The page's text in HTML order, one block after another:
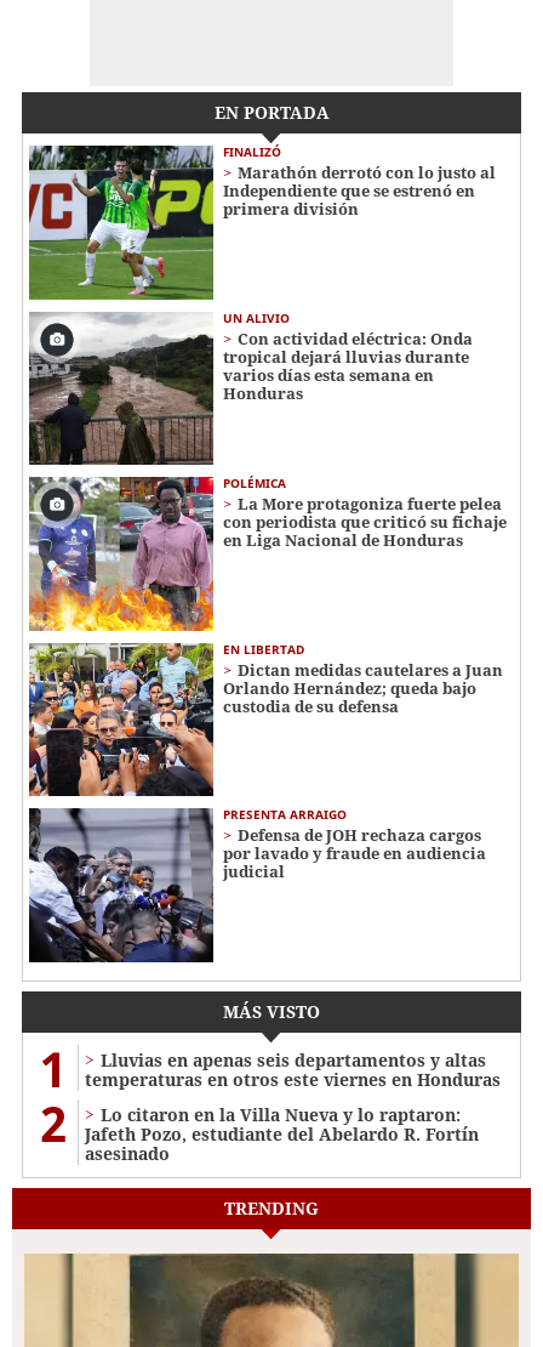
EN PORTADA
FINALIZÓ
Marathón derrotó con lo justo al
Independiente que se estrenó en
primera división
UN ALIVIO
Con actividad eléctrica: Onda
tropical dejará lluvias durante
varios días esta semana en
Honduras
POLÉMICA
La More protagoniza fuerte pelea
con periodista que criticó su fichaje
en Liga Nacional de Honduras
EN LIBERTAD
Dictan medidas cautelares a Juan
Orlando Hernández; queda bajo
custodia de su defensa
PRESENTA ARRAIGO
Defensa de JOH rechaza cargos
por lavado y fraude en audiencia
judicial
MÁS VISTO
1
Lluvias en apenas seis departamentos y altas
temperaturas en otros este viernes en Honduras
2
Lo citaron en la Villa Nueva y lo raptaron:
Jafeth Pozo, estudiante del Abelardo R. Fortín
asesinado
TRENDING